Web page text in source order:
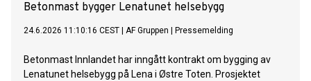
Betonmast bygger Lenatunet helsebygg
24.6.2026 11:10:16 CEST AF Gruppen Pressemelding
Betonmast Innlandet har inngått kontrakt om bygging av
Lenatunet helsebygg på Lena i Østre Toten. Prosjektet